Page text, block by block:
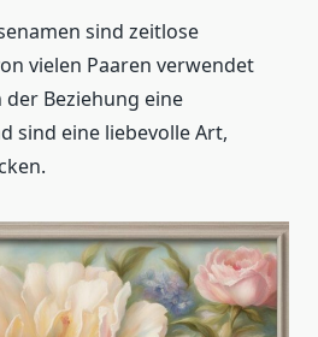
sind zeitlose
vielen Paaren verwendet
Beziehung eine
sind eine liebevolle Art,